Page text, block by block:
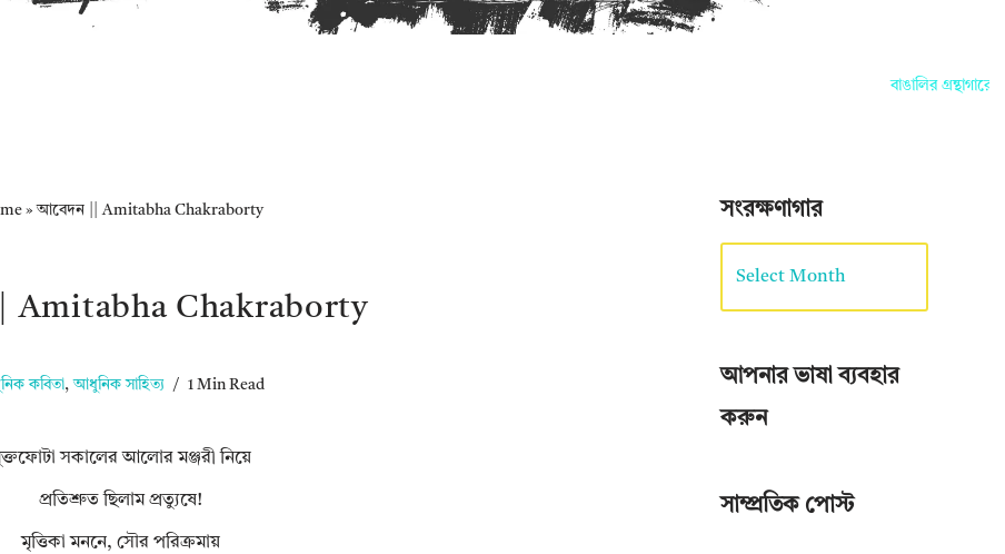
বাঙালির গ্রন্থাগারে
»আবেদন || Amitabha Chakraborty
Amitabha Chakraborty
কবিতা,আধুনিক সাহিত্য 1 Min Read
সকালের আলোর মঞ্জরী নিয়ে
প্রতিশ্রুত ছিলাম প্রত্যুষে!
মৃত্তিকা মননে, সৌর পরিক্রমায়
সংরক্ষণাগার
আপনার ভাষা ব্যবহার
করুন
সাম্প্রতিক পোস্ট